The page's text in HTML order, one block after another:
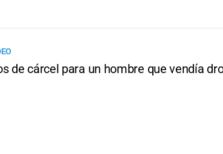
de cárcel para un hombre que vendía